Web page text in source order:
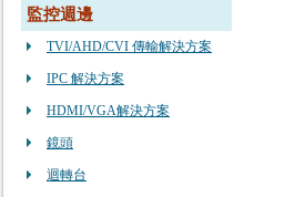
監控週邊
TVI/AHD/CVI 傳輸解決方案
IPC 解決方案
HDMI/VGA解決方案
鏡頭
迴轉台